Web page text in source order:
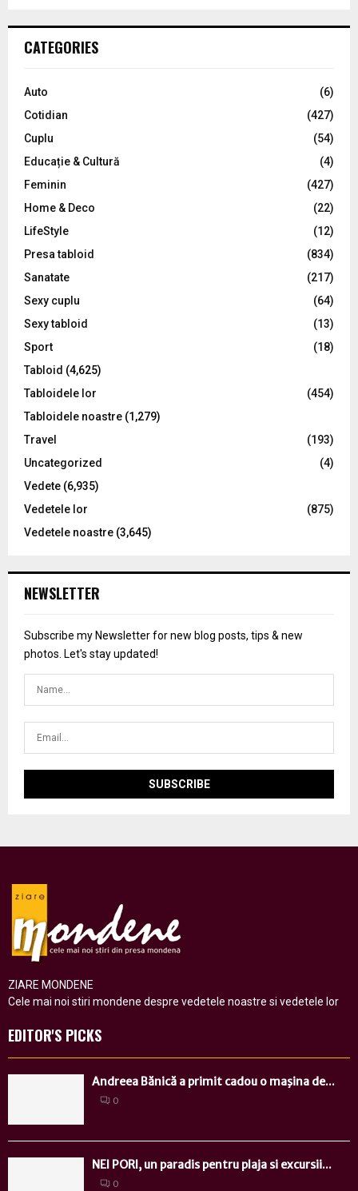
h
o
:
C
CATEGORIES
Auto
(6)
Cotidian
(427)
Cuplu
(54)
Educație & Cultură
(4)
Feminin
(427)
Home & Deco
(22)
LifeStyle
(12)
Presa tabloid
(834)
Sanatate
(217)
Sexy cuplu
(64)
Sexy tabloid
(13)
Sport
(18)
Tabloid (4,625)
Tabloidele lor
(454)
Tabloidele noastre (1,279)
Travel
(193)
Uncategorized
(4)
Vedete (6,935)
Vedetele lor
(875)
Vedetele noastre (3,645)
NEWSLETTER
Subscribe my Newsletter for new blog posts, tips & new
photos. Let's stay updated!
ZIARE MONDENE
Cele mai noi stiri mondene despre vedetele noastre si vedetele lor
EDITOR'S PICKS
Andreea Bănică a primit cadou o maşina de...
0
NEI PORI, un paradis pentru plaja si excursii...
0